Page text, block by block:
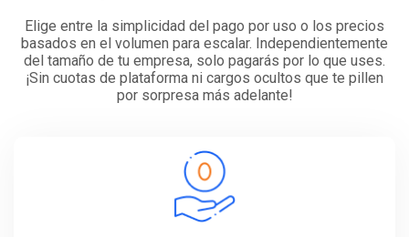
Elige entre la simplicidad del pago por uso o los precios
basados en el volumen para escalar. Independientemente
del tamaño de tu empresa, solo pagarás por lo que uses.
¡Sin cuotas de plataforma ni cargos ocultos que te pillen
por sorpresa más adelante!